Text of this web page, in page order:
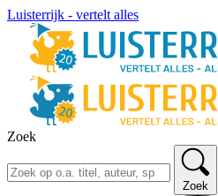
Luisterrijk - vertelt alles
Zoek
Zoek